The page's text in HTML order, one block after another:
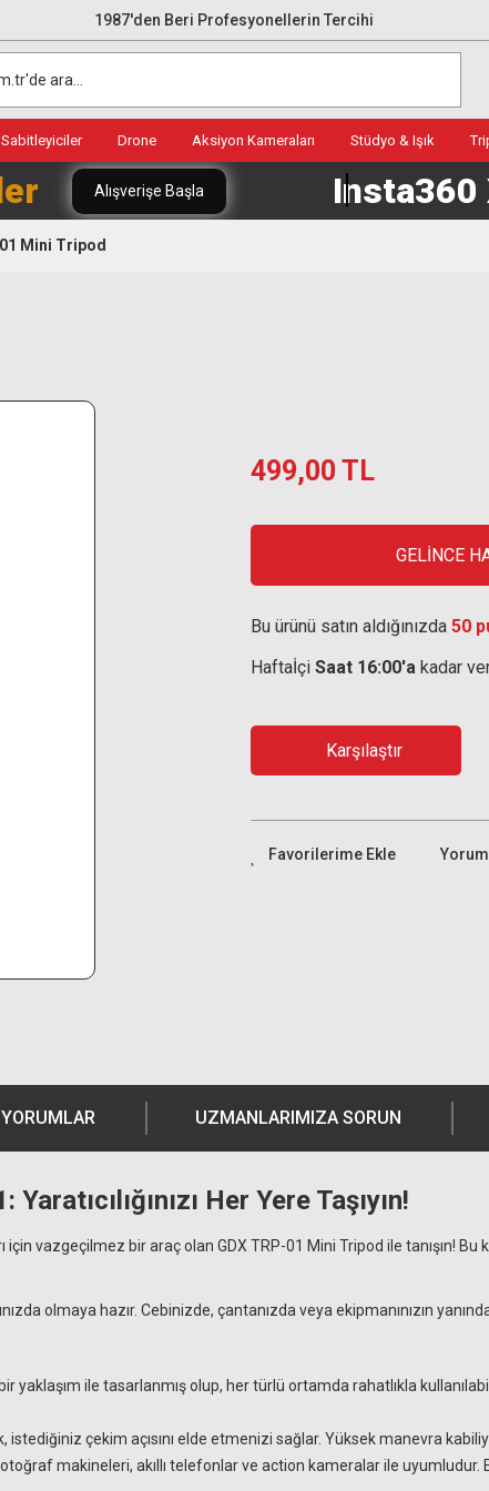
1987'den Beri Profesyonellerin Tercihi
Drone Aksiyon Kameraları Stüdyo & Işık
Alışverişe Başla Insta360
Mini Tripod
499,00 TL
GELİNCE
Bu ürünü satın aldığınızda 50
Haftaİçi Saat 16:00'a kadar
Karşılaştır
YORUMLAR UZMANLARIMIZA SORUN
Her Yere Taşıyın!
vazgeçilmez bir araç olan GDX TRP-01 Mini Tripod ile tanışın!
olmaya hazır. Cebinizde, çantanızda veya ekipmanınızın
yaklaşım ile tasarlanmış olup, her türlü ortamda rahatlıkla
istediğiniz çekim açısını elde etmenizi sağlar. Yüksek manevra
makineleri, akıllı telefonlar ve action kameralar ile uyumludur.